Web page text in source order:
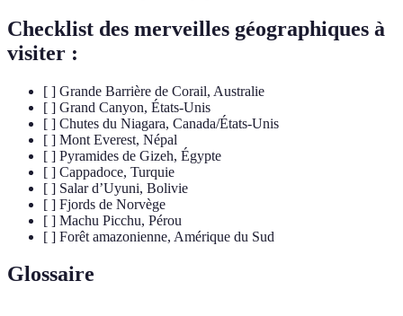
Checklist des merveilles géographiques à
visiter :
[ ] Grande Barrière de Corail, Australie
[ ] Grand Canyon, États-Unis
[ ] Chutes du Niagara, Canada/États-Unis
[ ] Mont Everest, Népal
[ ] Pyramides de Gizeh, Égypte
[ ] Cappadoce, Turquie
[ ] Salar d’Uyuni, Bolivie
[ ] Fjords de Norvège
[ ] Machu Picchu, Pérou
[ ] Forêt amazonienne, Amérique du Sud
Glossaire